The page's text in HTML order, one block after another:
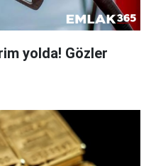
yolda! Gözler